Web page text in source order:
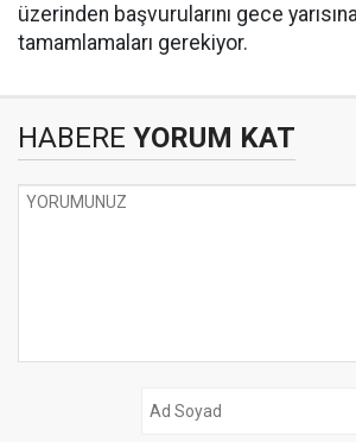
üzerinden başvurularını gece
tamamlamaları gerekiyor.
HABERE YORUM KAT